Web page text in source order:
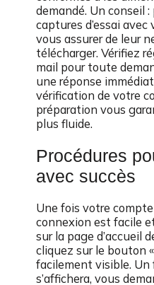
demandé. Un conseil
captures d’essai
vous assurer de leur
télécharger. Vérifiez
mail pour toute
une réponse
vérification de votre
préparation vous
plus fluide.
Procédures
avec succès
Une fois votre
connexion est facile
sur la page d’accueil
cliquez sur le bouton
facilement visible.
s’affichera, vous